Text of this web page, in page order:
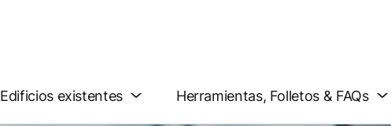
Edificios existentes Herramientas, Folletos & FAQs